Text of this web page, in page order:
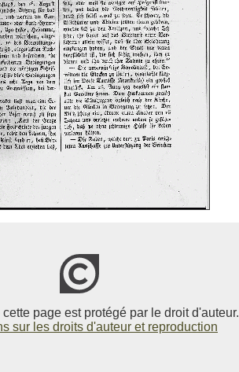
cette page est protégé par le droit d'auteur.
sur les droits d'auteur et reproduction